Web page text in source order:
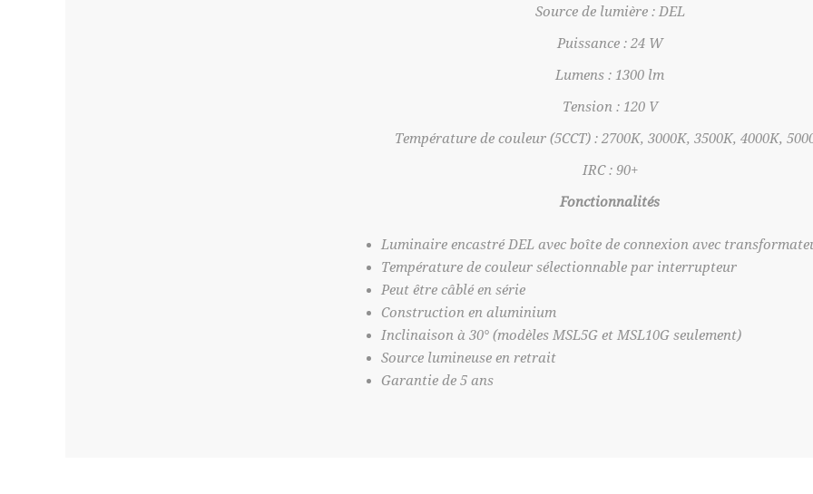
Source de lumière : DEL
Puissance : 24 W
Lumens : 1300 lm
Tension : 120 V
Température de couleur (5CCT) : 2700K, 3000K, 3500K, 4000K,
IRC : 90+
Fonctionnalités
Luminaire encastré DEL avec boîte de connexion avec
Température de couleur sélectionnable par interrupteur
Peut être câblé en série
Construction en aluminium
Inclinaison à 30° (modèles MSL5G et MSL10G seulement)
Source lumineuse en retrait
Garantie de 5 ans